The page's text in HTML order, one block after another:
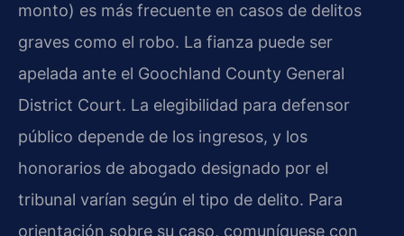
monto) es más frecuente en casos de delitos
graves como el robo. La fianza puede ser
apelada ante el Goochland County General
District Court. La elegibilidad para defensor
público depende de los ingresos, y los
honorarios de abogado designado por el
tribunal varían según el tipo de delito. Para
orientación sobre su caso, comuníquese con